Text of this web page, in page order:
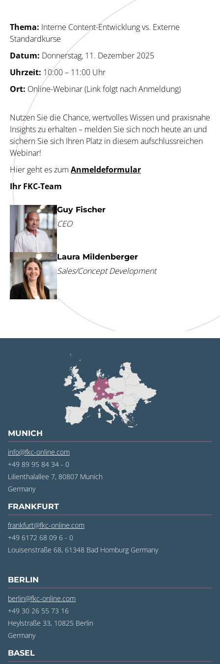
Thema: Interne Content-Entwicklung vs. Externe
Standardkurse
Datum: Donnerstag, 11. Dezember 2025
Uhrzeit: 10:00 – 11:00 Uhr
Ort: Online-Webinar (Link folgt nach Anmeldung)
Nutzen Sie die Chance, wertvolles Wissen und praxisnahe
Insights zu erhalten – melden Sie sich noch heute an und
sichern Sie sich Ihren Platz in diesem aufschlussreichen
Webinar!
Hier geht es zum Anmeldeformular
Ihr FKC-Team
Guy Fischer
CEO
Laura Mildenberger
Sales/Concept Development
MUNICH
info@fkc-online.com
+49 89 95 84 34 - 0
Lilienthalallee 7, 80807 Munich
Germany
FRANKFURT
frankfurt@fkc-online.com
+49 6172 68 09 6 - 0
Louisenstraße 68, 61348 Bad Homburg Germany
BERLIN
berlin@fkc-online.com
+49 30 26 55 73 16
Heylstraße 33, 10825 Berlin
Germany
BASEL